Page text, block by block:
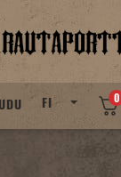
FI 0